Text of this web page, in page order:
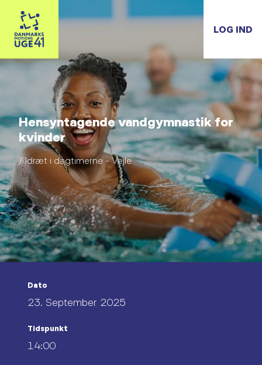
LOG IND
Hensyntagende vandgymnastik for
kvinder
/ Idræt i dagtimerne - Vejle
Dato
23. September 2025
Tidspunkt
14:00